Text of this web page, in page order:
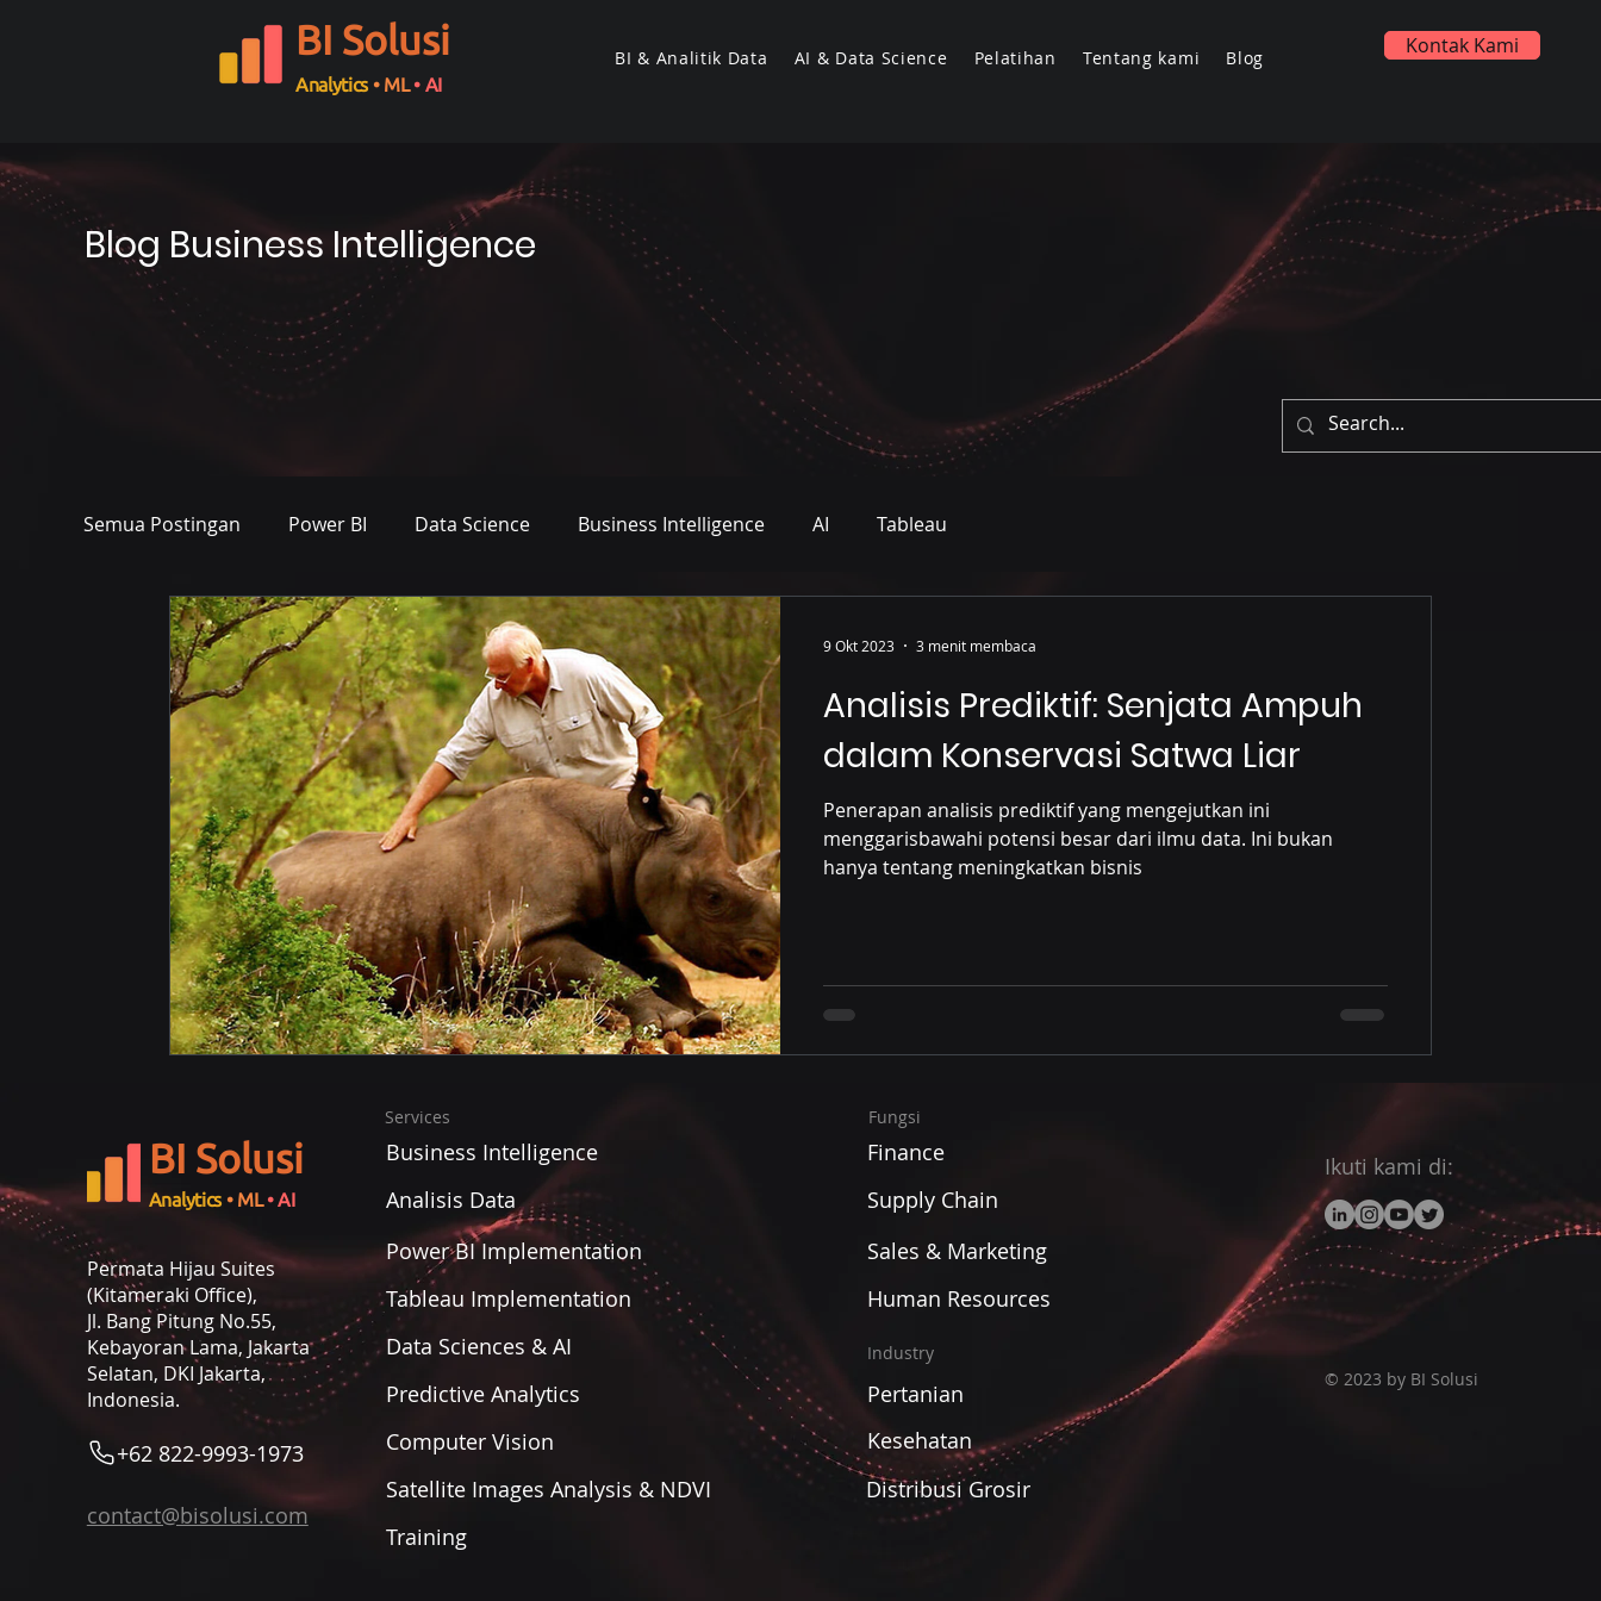
BI Solusi
Analytics • ML• AI
BI & Analitik Data AI & Data Science Pelatihan Tentang kami Blog Kontak Kami
Blog Business Intelligence
Semua Postingan Power BI Data Science Business Intelligence AI Tableau
Analisis Prediktif: Senjata Ampuh
dalam Konservasi Satwa Liar
Penerapan analisis prediktif yang mengejutkan ini
menggarisbawahi potensi besar dari ilmu data. Ini bukan
hanya tentang meningkatkan bisnis
9 Okt 2023 3 menit membaca
BI Solusi
Analytics • ML • AI
Permata Hijau Suites
(Kitameraki Office),
Jl. Bang Pitung No.55,
Kebayoran Lama, Jakarta
Selatan, DKI Jakarta,
Indonesia.
+62 822-9993-1973
contact@bisolusi.com
Business Intelligence
Services
Analisis Data
Power BI Implementation
Tableau Implementation
Data Sciences & AI
Predictive Analytics
Computer Vision
Satellite Images Analysis & NDVI
Training
Finance
Fungsi
Supply Chain
Sales & Marketing
Human Resources
Industry
Pertanian
Kesehatan
Distribusi Grosir
Ikuti kami di:
© 2023 by BI Solusi